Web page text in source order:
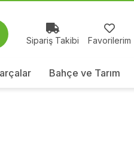
Sipariş Takibi Favorilerim
Bahçe ve Tarım